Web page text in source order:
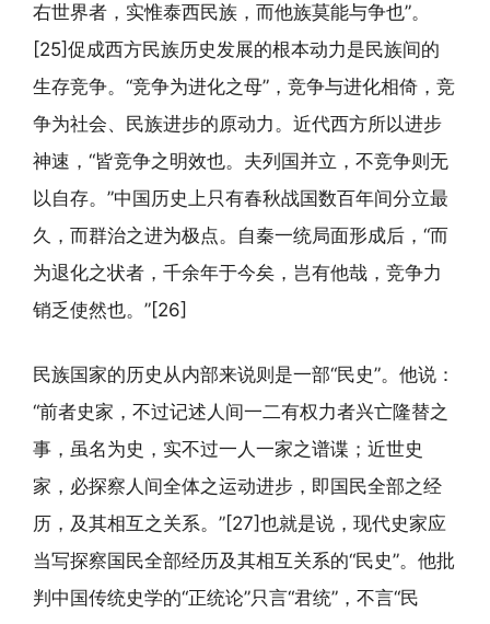
右世界者，实惟泰西民族，而他族莫能与争也”。
[25]促成西方民族历史发展的根本动力是民族间的
生存竞争。“竞争为进化之母”，竞争与进化相倚，竞
争为社会、民族进步的原动力。近代西方所以进步
神速，“皆竞争之明效也。夫列国并立，不竞争则无
以自存。”中国历史上只有春秋战国数百年间分立最
久，而群治之进为极点。自秦一统局面形成后，“而
为退化之状者，千余年于今矣，岂有他哉，竞争力
销乏使然也。”[26]
民族国家的历史从内部来说则是一部“民史”。他说：
“前者史家，不过记述人间一二有权力者兴亡隆替之
事，虽名为史，实不过一人一家之谱谍；近世史
家，必探察人间全体之运动进步，即国民全部之经
历，及其相互之关系。”[27]也就是说，现代史家应
当写探察国民全部经历及其相互关系的“民史”。他批
判中国传统史学的“正统论”只言“君统”，不言“民